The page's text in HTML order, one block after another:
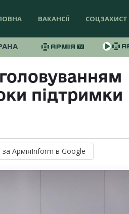
ВАКАНСІЇ СОЦЗАХИСТ
підтримки
за АрміяInform в Google